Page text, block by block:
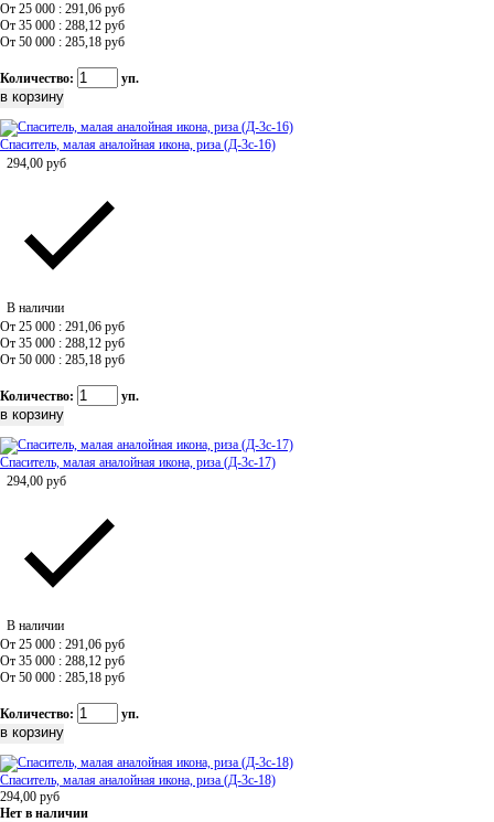
От 25 000 : 291,06 руб
От 35 000 : 288,12 руб
От 50 000 : 285,18 руб
Количество: уп.
Спаситель, малая аналойная икона, риза (Д-3с-16)
294,00 руб
В наличии
От 25 000 : 291,06 руб
От 35 000 : 288,12 руб
От 50 000 : 285,18 руб
Количество: уп.
Спаситель, малая аналойная икона, риза (Д-3с-17)
294,00 руб
В наличии
От 25 000 : 291,06 руб
От 35 000 : 288,12 руб
От 50 000 : 285,18 руб
Количество: уп.
Спаситель, малая аналойная икона, риза (Д-3с-18)
294,00 руб
Нет в наличии